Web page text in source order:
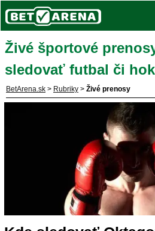
Živé športové
sledovať futbal či
BetArena.sk > Rubriky > Živé prenosy